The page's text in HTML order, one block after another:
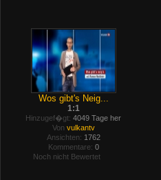
Wos gibt's Neig...
1:1
Hinzugef�gt: 4049 Tage her
Von vulkantv
Ansichten: 1762
Kommentare: 0
Noch nicht Bewertet